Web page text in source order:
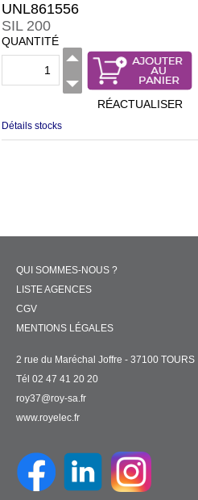
UNL861556
SIL 200
QUANTITÉ
RÉACTUALISER
Détails stocks
QUI SOMMES-NOUS ?
LISTE AGENCES
CGV
MENTIONS LÉGALES
2 rue du Maréchal Joffre - 37100 TOURS
Tél 02 47 41 20 20
roy37@roy-sa.fr
www.royelec.fr